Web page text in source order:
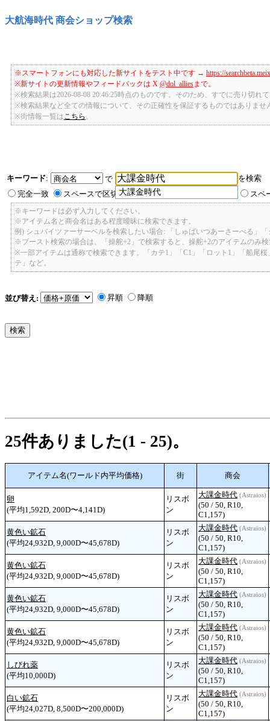
大航海時代 商会ショップ検索
※スマートフォンにも対応した新サイトをテスト中です → https://
※新サイトの更新情報やフィードバックは X @dol_alliesまで。
※検索結果は2026-08-08 20:46:25時点のものです。そのため、すでに売り切れ
※検索結果など全ての情報について、その正確性を保証するものではありませ
※街情報一覧は こちら
キーワード:
で
大課金時代
を検索
完全一致
スペースで区切ったキーワードのいずれかを含む スペ
※キーワードは必ず入力してください。
※アイテム名と商会名はある程度曖昧に検索できます。
例) シュバイツァーサーベルを検索したい場合: 「しゅばいつあーさーべる」
※ブースト検索の場合は、「操舵+2」で検索すると、操舵+2のアイテムのみ
※一部アイテムは通称で検索できます。「カテ1」「C1」「ロット1」「船尾
テ」など。
並び替え: 昇順 降順
25件ありました(1 - 25)。
アイテム名(ワールド内平均価格) 街 商会
卵
(平均1,592D, 200D〜4,141D)
リスボ
ン
大課金時代 (Astraios)
(50 / 50, R10,
C1,157)
黄色い鉱石
(平均24,932D, 9,000D〜45,678D)
リスボ
ン
大課金時代 (Astraios)
(50 / 50, R10,
C1,157)
黄色い鉱石
(平均24,932D, 9,000D〜45,678D)
リスボ
ン
大課金時代 (Astraios)
(50 / 50, R10,
C1,157)
黄色い鉱石
(平均24,932D, 9,000D〜45,678D)
リスボ
ン
大課金時代 (Astraios)
(50 / 50, R10,
C1,157)
黄色い鉱石
(平均24,932D, 9,000D〜45,678D)
リスボ
ン
大課金時代 (Astraios)
(50 / 50, R10,
C1,157)
しびれ薬
(平均10,000D)
リスボ
ン
大課金時代 (Astraios)
(50 / 50, R10,
C1,157)
白い鉱石
(平均24,027D, 8,500D〜200,000D)
リスボ
ン
大課金時代 (Astraios)
(50 / 50, R10,
C1,157)